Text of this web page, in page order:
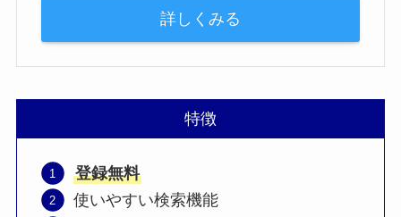
詳しくみる
特徴
登録無料
使いやすい検索機能